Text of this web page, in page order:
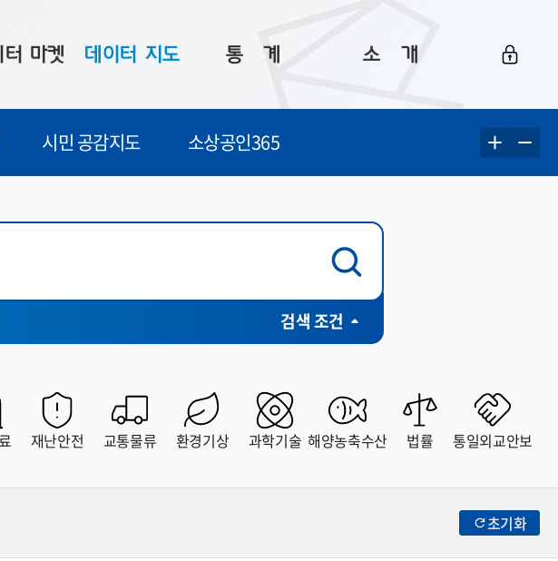
마켓
의뢰
신청
용 안내
데이터 지도
데이터 현황
시민 공감지도
통ㅤ계
통계로 보는 부산
통계 알림
소ㅤ개
이용 안내
이용 문의 및 개선 요청
시민 공감지도 소상공인365
검색 조건
공데이터포털
통
이프로그
동산
소방안전
통
전체 유료
부분유료
재난안전 교통물류 환경기상 과학기술 해양농축수산 법률 통일외교안보
초기화